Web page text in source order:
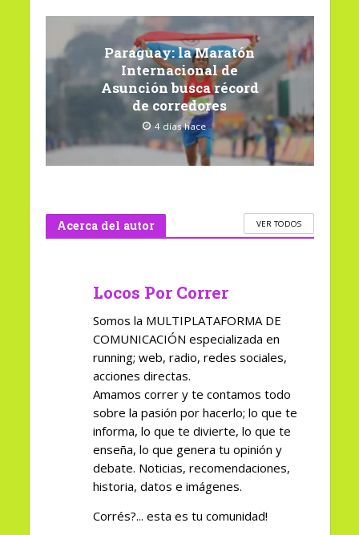
Paraguay: la Maratón
Internacional de
Asunción busca récord
de corredores
4 días hace
Acerca del autor VER TODOS
Locos Por Correr
Somos la MULTIPLATAFORMA DE
COMUNICACIÓN especializada en
running; web, radio, redes sociales,
acciones directas.
Amamos correr y te contamos todo
sobre la pasión por hacerlo; lo que te
informa, lo que te divierte, lo que te
enseña, lo que genera tu opinión y
debate. Noticias, recomendaciones,
historia, datos e imágenes.
Corrés?... esta es tu comunidad!